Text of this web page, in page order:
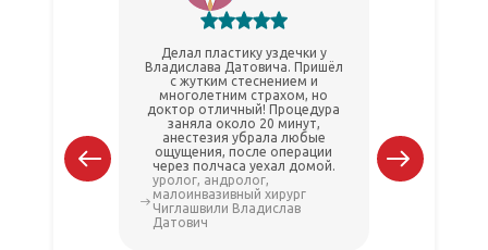
Делал пластику уздечки у
Владислава Датовича. Пришёл
с жутким стеснением и
многолетним страхом, но
доктор отличный! Процедура
заняла около 20 минут,
анестезия убрала любые
ощущения, после операции
через полчаса уехал домой.
уролог, андролог,
малоинвазивный хирург
Чиглашвили Владислав
Датович